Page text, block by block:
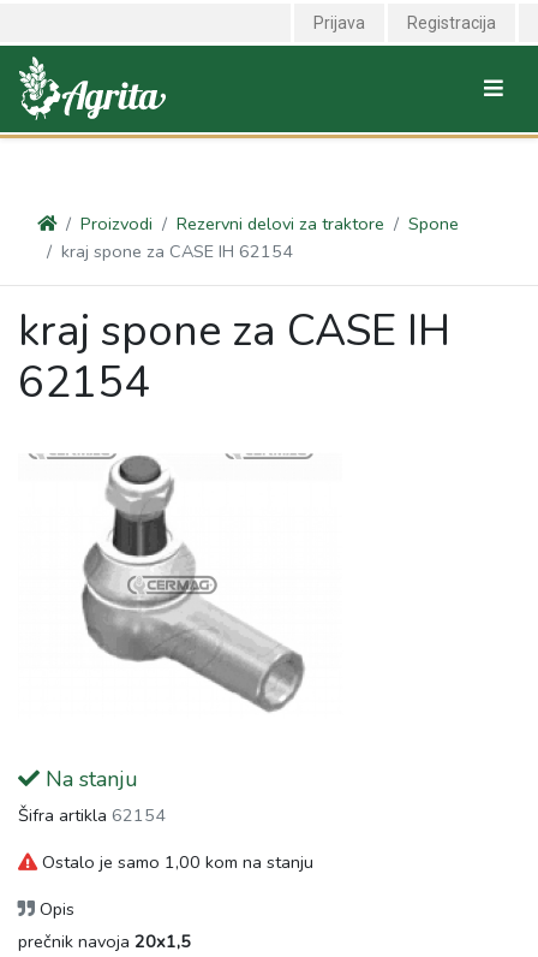
<link rel="canonical" href="https://agrita.rs/proizvodi/rezervni-delovi-
za-traktore/spone/kraj-spone-za-case-ih-62154" />
Prijava Registracija
Proizvodi Rezervni delovi za traktore
Spone
kraj spone za CASE IH 62154
kraj spone za CASE IH
62154
Na stanju
Šifra artikla 62154
Ostalo je samo 1,00 kom na stanju
Opis
prečnik navoja 20x1,5